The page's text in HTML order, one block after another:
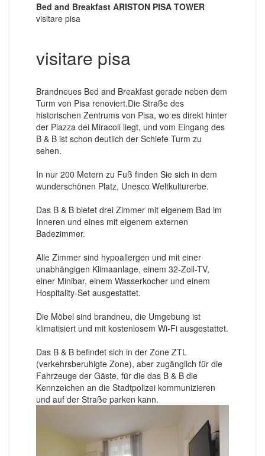
Bed and Breakfast ARISTON PISA TOWER
visitare pisa
visitare pisa
Brandneues Bed and Breakfast gerade neben dem
Turm von Pisa renoviert.Die Straße des
historischen Zentrums von Pisa, wo es direkt hinter
der Piazza dei Miracoli liegt, und vom Eingang des
B & B ist schon deutlich der Schiefe Turm zu
sehen.
In nur 200 Metern zu Fuß finden Sie sich in dem
wunderschönen Platz, Unesco Weltkulturerbe.
Das B & B bietet drei Zimmer mit eigenem Bad im
Inneren und eines mit eigenem externen
Badezimmer.
Alle Zimmer sind hypoallergen und mit einer
unabhängigen Klimaanlage, einem 32-Zoll-TV,
einer Minibar, einem Wasserkocher und einem
Hospitality-Set ausgestattet.
Die Möbel sind brandneu, die Umgebung ist
klimatisiert und mit kostenlosem Wi-Fi ausgestattet.
Das B & B befindet sich in der Zone ZTL
(verkehrsberuhigte Zone), aber zugänglich für die
Fahrzeuge der Gäste, für die das B & B die
Kennzeichen an die Stadtpolizei kommunizieren
und auf der Straße parken kann.